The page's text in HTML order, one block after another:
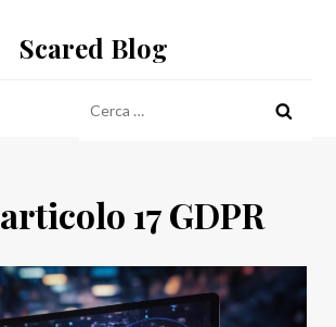
Scared Blog
per:
articolo 17 GDPR